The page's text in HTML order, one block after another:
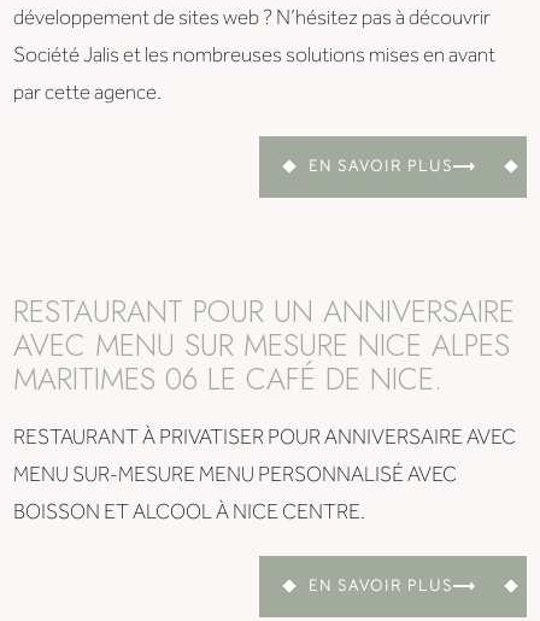
développement de sites web ? N’hésitez pas à découvrir
Société Jalis et les nombreuses solutions mises en avant
par cette agence.
EN SAVOIR PLUS
RESTAURANT POUR UN ANNIVERSAIRE
AVEC MENU SUR MESURE NICE ALPES
MARITIMES 06 LE CAFÉ DE NICE.
RESTAURANT À PRIVATISER POUR ANNIVERSAIRE AVEC
MENU SUR-MESURE MENU PERSONNALISÉ AVEC
BOISSON ET ALCOOL À NICE CENTRE.
EN SAVOIR PLUS